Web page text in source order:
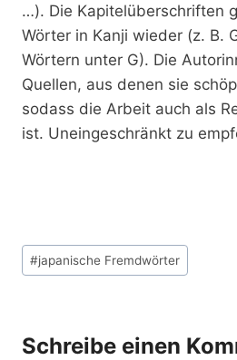
…). Die Kapitelüberschriften
Wörter in Kanji wieder (z. B.
Wörtern unter G). Die
Quellen, aus denen sie
sodass die Arbeit auch als
ist. Uneingeschränkt zu
Schlagworte:
#japanische Fremdwörter
Schreibe einen